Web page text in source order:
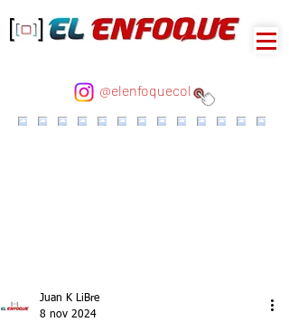
@elenfoquecol
Juan K LiBre
8 nov 2024